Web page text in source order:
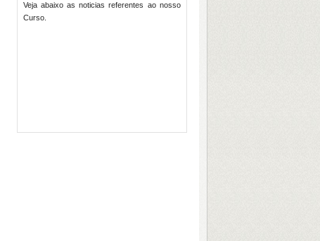
Veja abaixo as noticias referentes ao nosso
Curso.